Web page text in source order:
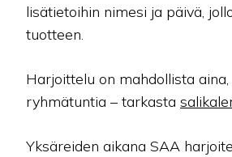
lisätietoihin nimesi ja päivä,
tuotteen.
Harjoittelu on mahdollista
ryhmätuntia – tarkasta
Yksäreiden aikana SAA